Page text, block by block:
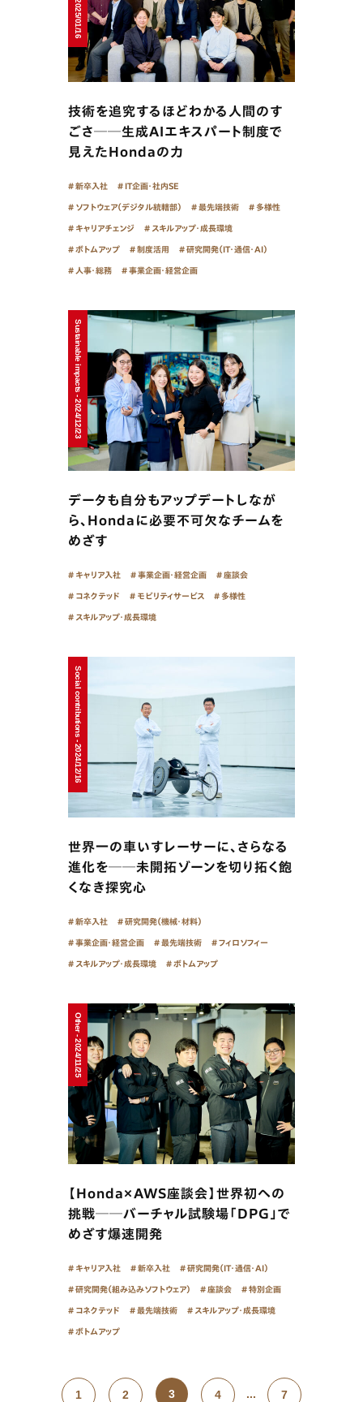
技術を追究するほどわかる人間のす
ごさ──生成AIエキスパート制度で
見えたHondaの力
新卒入社 IT企画・社内SE
ソフトウェア（デジタル統轄部） 最先端技術 多様性
キャリアチェンジ スキルアップ・成長環境
ボトムアップ 制度活用 研究開発（IT・通信・AI）
人事・総務 事業企画・経営企画
Sustainable impacts - 2024/12/23
データも自分もアップデートしなが
ら、Hondaに必要不可欠なチームを
めざす
キャリア入社 事業企画・経営企画 座談会
コネクテッド モビリティサービス 多様性
スキルアップ・成長環境
Social contributions - 2024/12/16
世界一の車いすレーサーに、さらなる
進化を──未開拓ゾーンを切り拓く飽
くなき探究心
新卒入社 研究開発（機械・材料）
事業企画・経営企画 最先端技術 フィロソフィー
スキルアップ・成長環境 ボトムアップ
Other - 2024/11/25
【Honda×AWS座談会】世界初への
挑戦──バーチャル試験場「DPG」で
めざす爆速開発
キャリア入社 新卒入社 研究開発（IT・通信・AI）
研究開発（組み込みソフトウェア） 座談会 特別企画
コネクテッド 最先端技術 スキルアップ・成長環境
ボトムアップ
1 2 3 4 ... 7